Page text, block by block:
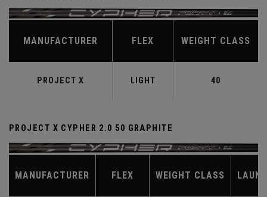
MANUFACTURER FLEX WEIGHT CLASS
PROJECT X LIGHT 40
PROJECT X CYPHER 2.0 50 GRAPHITE
MANUFACTURER FLEX WEIGHT CLASS